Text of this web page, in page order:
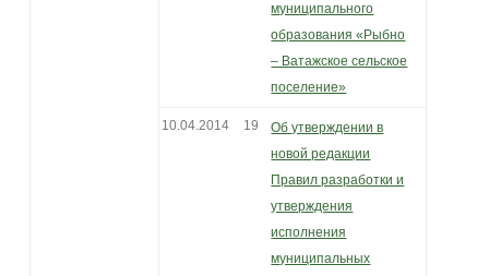
муниципального
образования «Рыбно
– Ватажское сельское
поселение»
10.04.2014 19
Об утверждении в
новой редакции
Правил разработки и
утверждения
исполнения
муниципальных